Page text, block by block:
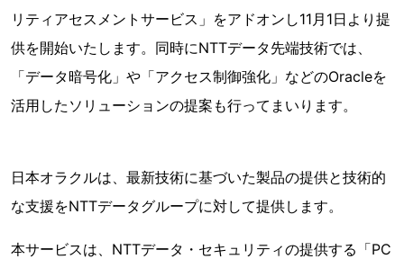
リティアセスメントサービス」をアドオンし11月1日より提
供を開始いたします。同時にNTTデータ先端技術では、
「データ暗号化」や「アクセス制御強化」などのOracleを
活用したソリューションの提案も行ってまいります。
日本オラクルは、最新技術に基づいた製品の提供と技術的
な支援をNTTデータグループに対して提供します。
本サービスは、NTTデータ・セキュリティの提供する「PC